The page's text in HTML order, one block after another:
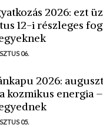
2026: ezt
12-i részleges
06.
2026:
kozmikus energia
05.
Bejelentkezés